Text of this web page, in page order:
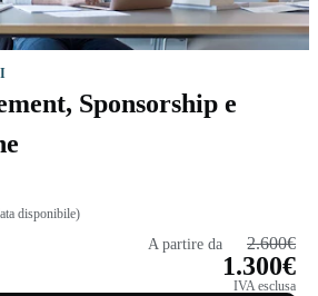
Sponsorship e
disponibile)
A partire da 2.600€
1.300€
IVA esclusa